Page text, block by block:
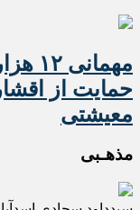
حمایت از
معیشتی
مذهـبی